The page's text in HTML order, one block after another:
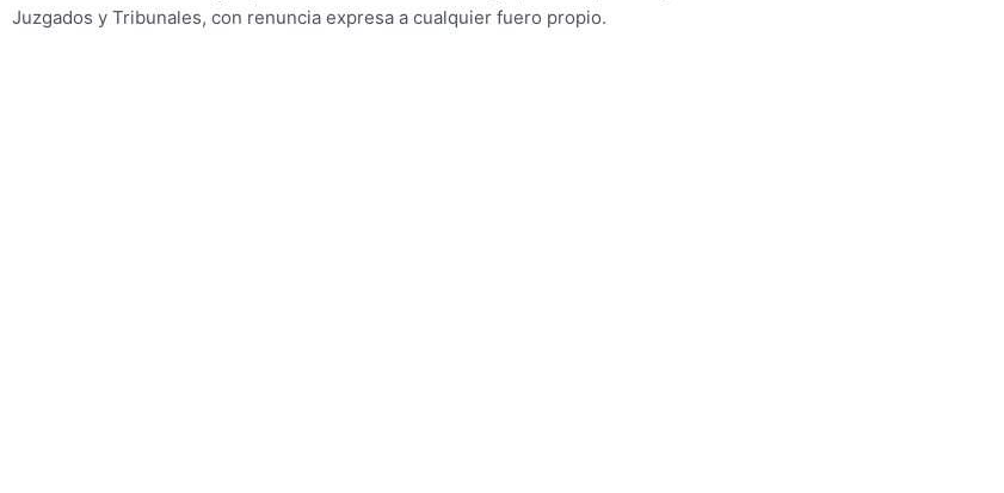
Juzgados y Tribunales, con renuncia expresa a cualquier fuero propio.